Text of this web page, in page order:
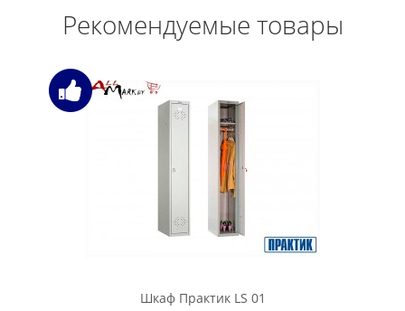
Рекомендуемые товары
Шкаф Практик LS 01